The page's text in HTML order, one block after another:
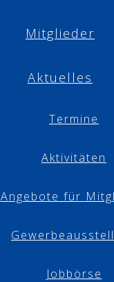
Mitglieder
Aktuelles
Termine
Aktivitäten
Angebote für
Jobbörse